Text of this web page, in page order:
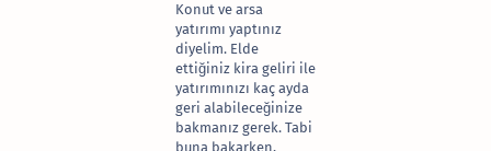
Konut ve arsa
yatırımı yaptınız
diyelim. Elde
ettiğiniz kira geliri ile
yatırımınızı kaç ayda
geri alabileceğinize
bakmanız gerek. Tabi
buna bakarken,